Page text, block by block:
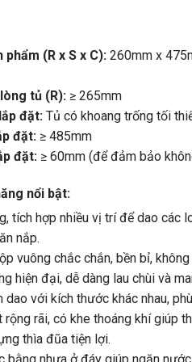
(R x S x C):260mm x
tủ (R):≥ 265mm
đặt:Tủ có khoang trống tối
đặt:≥ 485mm
đặt:≥ 60mm (để đảm bảo
nổi bật:
tích hợp nhiều vị trí để dao các
nắp.
vuông chắc chắn, bền bỉ,
hiện đại, dễ dàng lau chùi và
dao với kích thước khác nhau,
rộng rãi, có khe thoáng khí giúp
thìa đũa tiện lợi.